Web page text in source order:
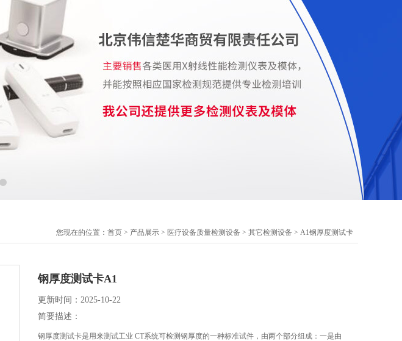
您现在的位置： 首页 > 产品展示 > 医疗设备质量检测设备 > 其它检测设备 > A1钢厚度测试卡
钢厚度测试卡A1
更新时间：2025-10-22
简要描述：
钢厚度测试卡是用来测试工业 CT系统可检测钢厚度的一种标准试件，由两个部分组成：一是由